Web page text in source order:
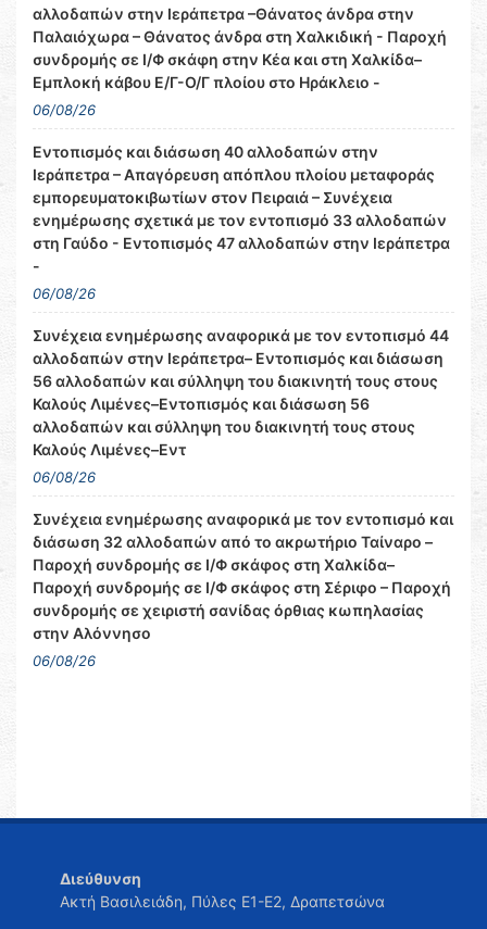
αλλοδαπών στην Ιεράπετρα –Θάνατος άνδρα στην
Παλαιόχωρα – Θάνατος άνδρα στη Χαλκιδική - Παροχή
συνδρομής σε Ι/Φ σκάφη στην Κέα και στη Χαλκίδα–
Εμπλοκή κάβου Ε/Γ-Ο/Γ πλοίου στο Ηράκλειο -
06/08/26
Εντοπισμός και διάσωση 40 αλλοδαπών στην
Ιεράπετρα – Απαγόρευση απόπλου πλοίου μεταφοράς
εμπορευματοκιβωτίων στον Πειραιά – Συνέχεια
ενημέρωσης σχετικά με τον εντοπισμό 33 αλλοδαπών
στη Γαύδο - Εντοπισμός 47 αλλοδαπών στην Ιεράπετρα
-
06/08/26
Συνέχεια ενημέρωσης αναφορικά με τον εντοπισμό 44
αλλοδαπών στην Ιεράπετρα– Εντοπισμός και διάσωση
56 αλλοδαπών και σύλληψη του διακινητή τους στους
Καλούς Λιμένες–Εντοπισμός και διάσωση 56
αλλοδαπών και σύλληψη του διακινητή τους στους
Καλούς Λιμένες–Εντ
06/08/26
Συνέχεια ενημέρωσης αναφορικά με τον εντοπισμό και
διάσωση 32 αλλοδαπών από το ακρωτήριο Ταίναρο –
Παροχή συνδρομής σε Ι/Φ σκάφος στη Χαλκίδα–
Παροχή συνδρομής σε Ι/Φ σκάφος στη Σέριφο – Παροχή
συνδρομής σε χειριστή σανίδας όρθιας κωπηλασίας
στην Αλόννησο
06/08/26
Διεύθυνση
Ακτή Βασιλειάδη, Πύλες Ε1-Ε2, Δραπετσώνα